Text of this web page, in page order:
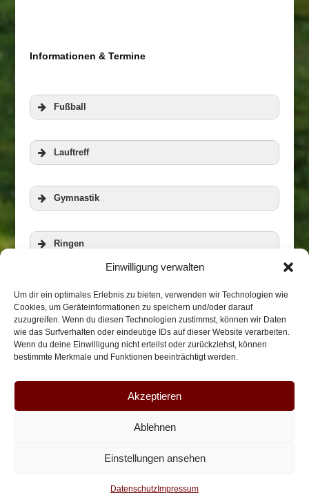
Einwilligung verwalten
Um dir ein optimales Erlebnis zu bieten, verwenden wir Technologien wie
Cookies, um Geräteinformationen zu speichern und/oder darauf
zuzugreifen. Wenn du diesen Technologien zustimmst, können wir Daten
wie das Surfverhalten oder eindeutige IDs auf dieser Website verarbeiten.
Wenn du deine Einwilligung nicht erteilst oder zurückziehst, können
bestimmte Merkmale und Funktionen beeinträchtigt werden.
Akzeptieren
Ablehnen
Einstellungen ansehen
Datenschutz Impressum
Informationen & Termine
Fußball
Lauftreff
Veranstaltungen
Gymnastik
Ringen
Zur Homepage der RWG
Aerobic und Step
Weitere Informationen
Biketreff
Takama/Honkai-Karate
Weitere Informationen